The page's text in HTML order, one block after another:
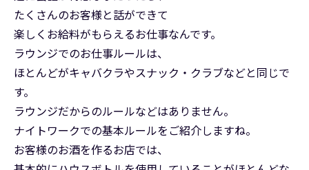
たくさんのお客様と話ができて
楽しくお給料がもらえるお仕事なんです。
ラウンジでのお仕事ルールは、
ほとんどがキャバクラやスナック・クラブなどと同じで
す。
ラウンジだからのルールなどはありません。
ナイトワークでの基本ルールをご紹介しますね。
お客様のお酒を作るお店では、